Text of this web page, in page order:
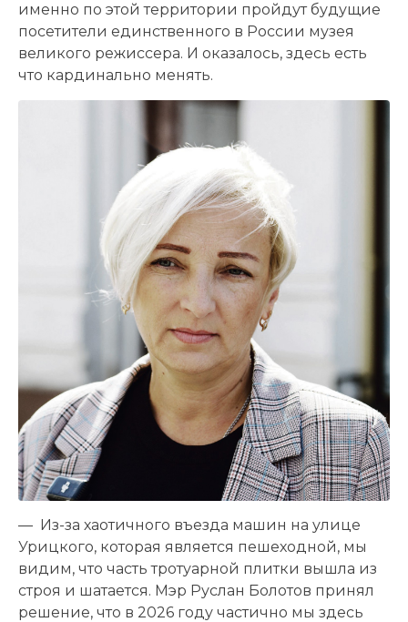
именно по этой территории пройдут будущие
посетители единственного в России музея
великого режиссера. И оказалось, здесь есть
что кардинально менять.
— Из-за хаотичного въезда машин на улице
Урицкого, которая является пешеходной, мы
видим, что часть тротуарной плитки вышла из
строя и шатается. Мэр Руслан Болотов принял
решение, что в 2026 году частично мы здесь